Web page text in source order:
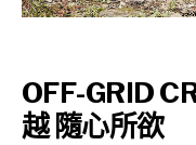
OFF-GRID
越 隨心所欲